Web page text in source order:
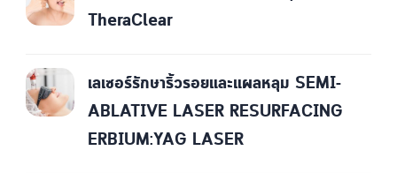
TheraClear
เลเซอร์รักษาริ้วรอยและแผลหลุม SEMI-
ABLATIVE LASER RESURFACING
ERBIUM:YAG LASER